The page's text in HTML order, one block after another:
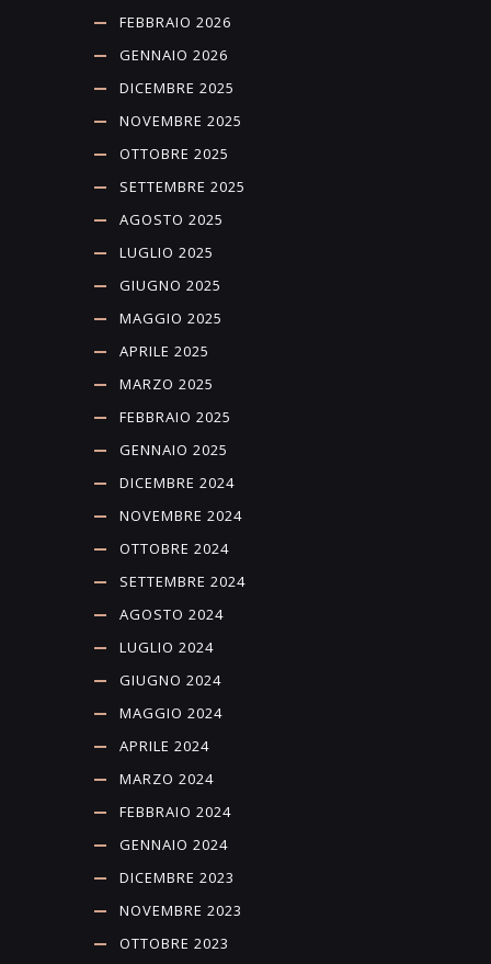
FEBBRAIO 2026
GENNAIO 2026
DICEMBRE 2025
NOVEMBRE 2025
OTTOBRE 2025
SETTEMBRE 2025
AGOSTO 2025
LUGLIO 2025
GIUGNO 2025
MAGGIO 2025
APRILE 2025
MARZO 2025
FEBBRAIO 2025
GENNAIO 2025
DICEMBRE 2024
NOVEMBRE 2024
OTTOBRE 2024
SETTEMBRE 2024
AGOSTO 2024
LUGLIO 2024
GIUGNO 2024
MAGGIO 2024
APRILE 2024
MARZO 2024
FEBBRAIO 2024
GENNAIO 2024
DICEMBRE 2023
NOVEMBRE 2023
OTTOBRE 2023